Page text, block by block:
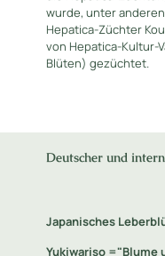
wurde, unter
Hepatica-Züchter
von Hepatica-Kultur-
Blüten) gezüchtet.
Deutscher und
Japanisches
Yukiwariso ="Blume